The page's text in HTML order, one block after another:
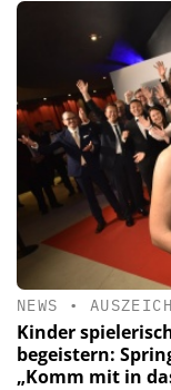
NEWS •
Kinder
begeistern:
„Komm mit in